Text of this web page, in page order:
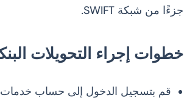
جزءًا من شبكة SWIFT.
خطوات إجراء التحويلات
قم بتسجيل الدخول إلى حساب خدمات